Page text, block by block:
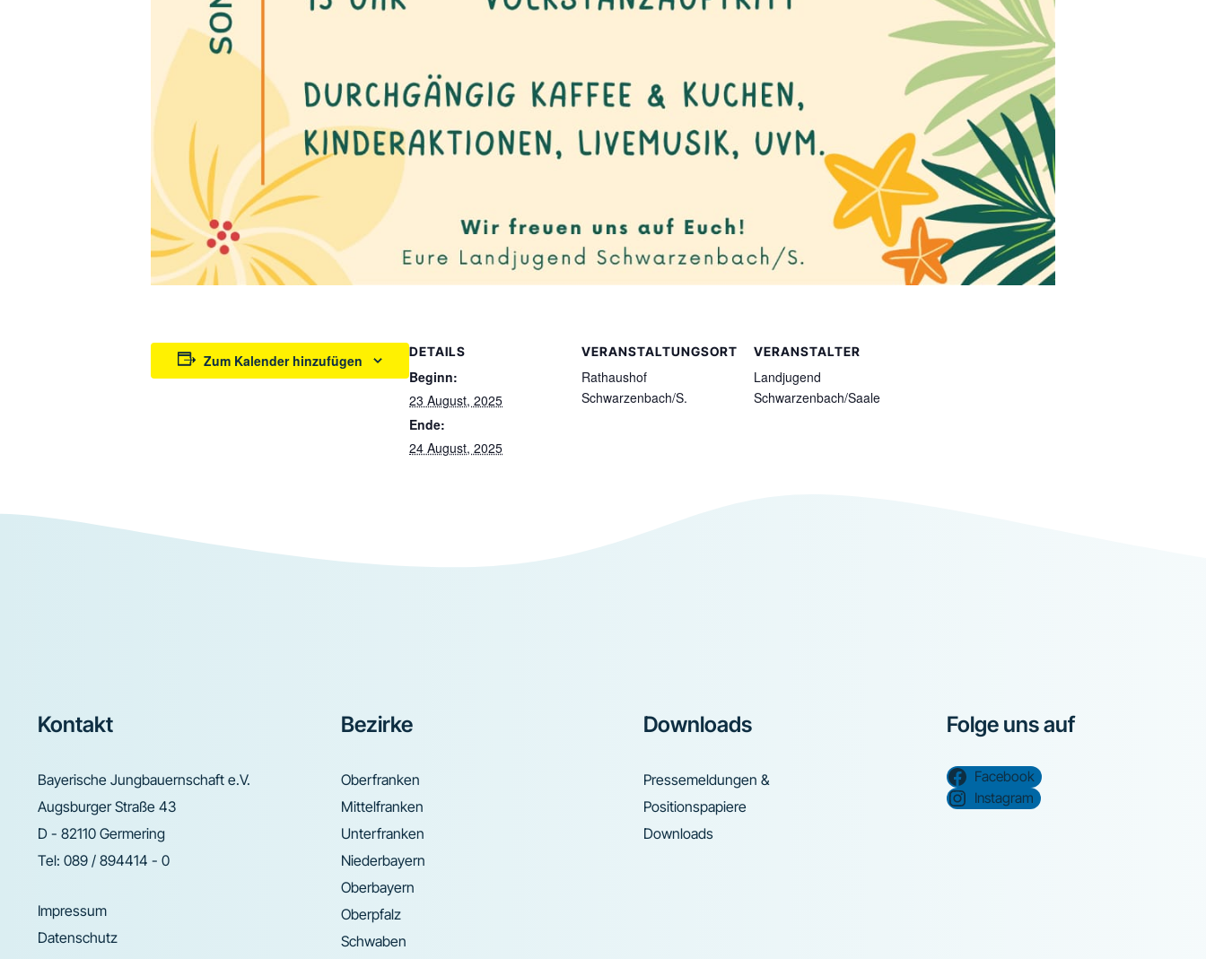
Zum Kalender hinzufügen
DETAILS
Beginn:
23 August, 2025
Ende:
24 August, 2025
VERANSTALTUNGSORT
Rathaushof
Schwarzenbach/S.
VERANSTALTER
Landjugend
Schwarzenbach/Saale
Footer
Kontakt
Bayerische Jungbauernschaft e.V.
Augsburger Straße 43
D - 82110 Germering
Tel: 089 / 894414 - 0
Impressum
Datenschutz
Bezirke
Oberfranken
Mittelfranken
Unterfranken
Niederbayern
Oberbayern
Oberpfalz
Schwaben
Downloads
Pressemeldungen &
Positionspapiere
Downloads
Folge uns auf
Facebook
Instagram